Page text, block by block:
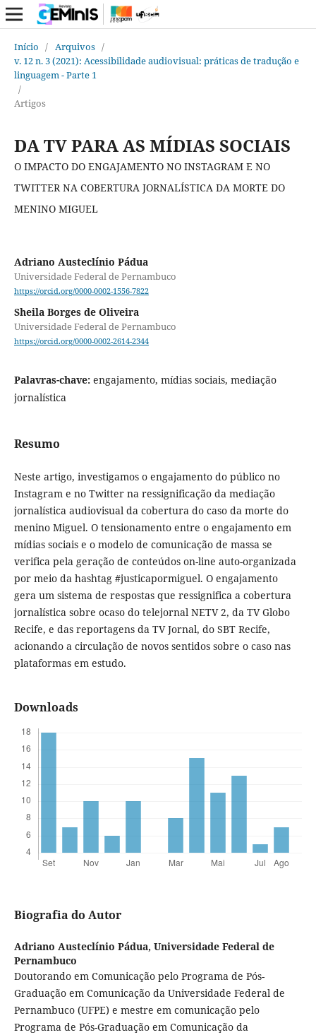
Início / Arquivos /
v. 12 n. 3 (2021): Acessibilidade audiovisual: práticas de tradução e
linguagem - Parte 1
/
Artigos
DA TV PARA AS MÍDIAS SOCIAIS
O IMPACTO DO ENGAJAMENTO NO INSTAGRAM E NO
TWITTER NA COBERTURA JORNALÍSTICA DA MORTE DO
MENINO MIGUEL
Adriano Austeclínio Pádua
Universidade Federal de Pernambuco
https://orcid.org/0000-0002-1556-7822
Sheila Borges de Oliveira
Universidade Federal de Pernambuco
https://orcid.org/0000-0002-2614-2344
Palavras-chave: engajamento, mídias sociais, mediação
jornalística
Resumo
Neste artigo, investigamos o engajamento do público no
Instagram e no Twitter na ressignificação da mediação
jornalística audiovisual da cobertura do caso da morte do
menino Miguel. O tensionamento entre o engajamento em
mídias sociais e o modelo de comunicação de massa se
verifica pela geração de conteúdos on-line auto-organizada
por meio da hashtag #justicapormiguel. O engajamento
gera um sistema de respostas que ressignifica a cobertura
jornalística sobre ocaso do telejornal NETV 2, da TV Globo
Recife, e das reportagens da TV Jornal, do SBT Recife,
acionando a circulação de novos sentidos sobre o caso nas
plataformas em estudo.
Downloads
Biografia do Autor
Adriano Austeclínio Pádua, Universidade Federal de
Pernambuco
Doutorando em Comunicação pelo Programa de Pós-
Graduação em Comunicação da Universidade Federal de
Pernambuco (UFPE) e mestre em comunicação pelo
Programa de Pós-Graduação em Comunicação da